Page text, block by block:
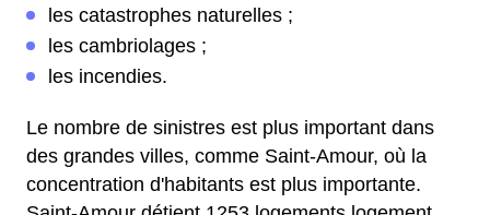
les catastrophes naturelles ;
les cambriolages ;
les incendies.
Le nombre de sinistres est plus important dans
des grandes villes, comme Saint-Amour, où la
concentration d'habitants est plus importante.